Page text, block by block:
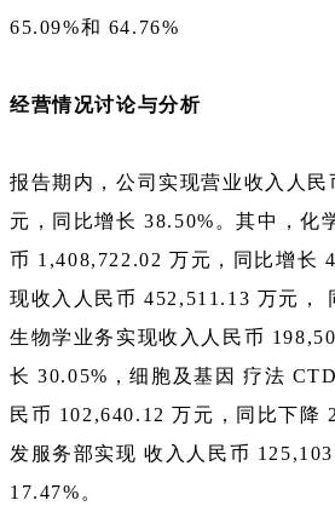
65.09%和 64.76%
经营情况讨论与分析
报告期内，公司实现营业收入人
元，同比增长 38.50%。其中，化
币 1,408,722.02 万元，同比增长
现收入人民币 452,511.13 万元，
生物学业务实现收入人民币
长 30.05%，细胞及基因 疗法
民币 102,640.12 万元，同比下降
发服务部实现 收入人民币
17.47%。